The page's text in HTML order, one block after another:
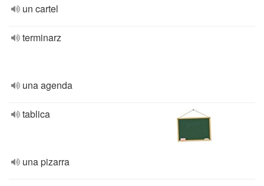
un cartel
terminarz
una agenda
tablica
una pizarra